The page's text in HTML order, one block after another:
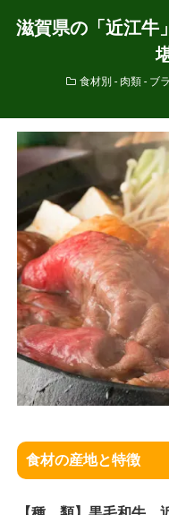
滋賀県の「近江牛
食材別 - 肉類 - ブ
食材の産地と特徴